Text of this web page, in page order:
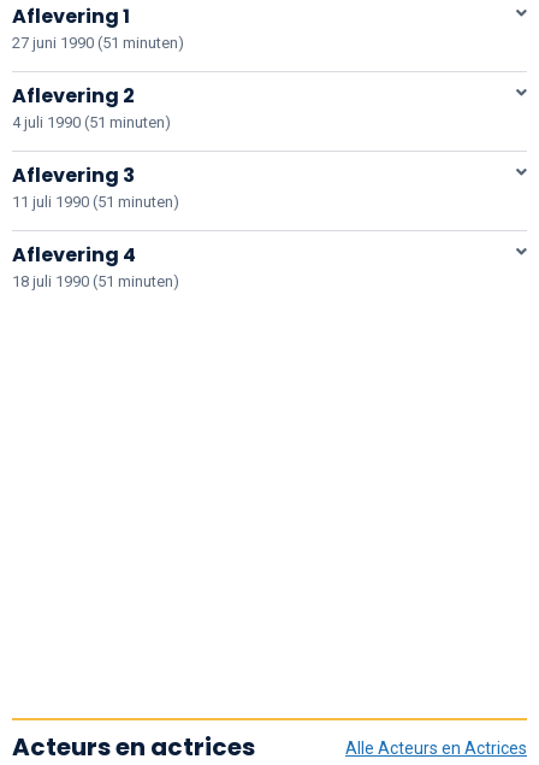
Aflevering 1
27 juni 1990 (51 minuten)
Aflevering 2
4 juli 1990 (51 minuten)
Aflevering 3
11 juli 1990 (51 minuten)
Aflevering 4
18 juli 1990 (51 minuten)
Alle Acteurs en Actrices
Acteurs en actrices